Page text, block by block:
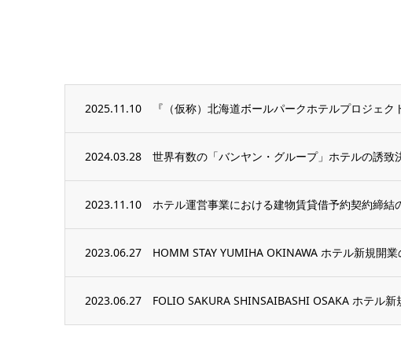
2025.11.10 『（仮称）北海道ボールパークホテルプロジェ
2024.03.28 世界有数の「バンヤン・グループ」ホテルの誘
2023.11.10 ホテル運営事業における建物賃貸借予約契約締結
2023.06.27 HOMM STAY YUMIHA OKINAWA ホテル新規開
2023.06.27 FOLIO SAKURA SHINSAIBASHI OSAKA ホテル